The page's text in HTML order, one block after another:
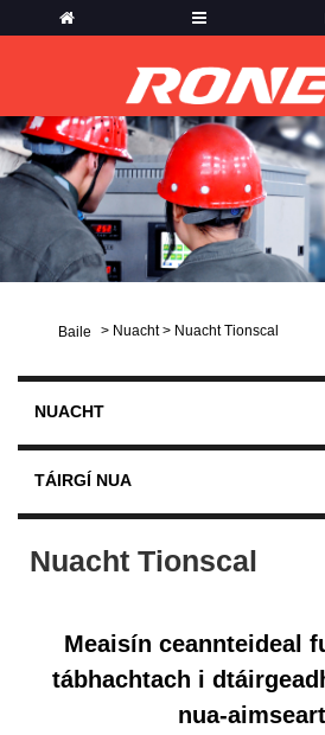
Baile > Nuacht > Nuacht Tionscal
NUACHT
TÁIRGÍ NUA
Nuacht Tionscal
Meaisín ceannteideal
tábhachtach i
nua-